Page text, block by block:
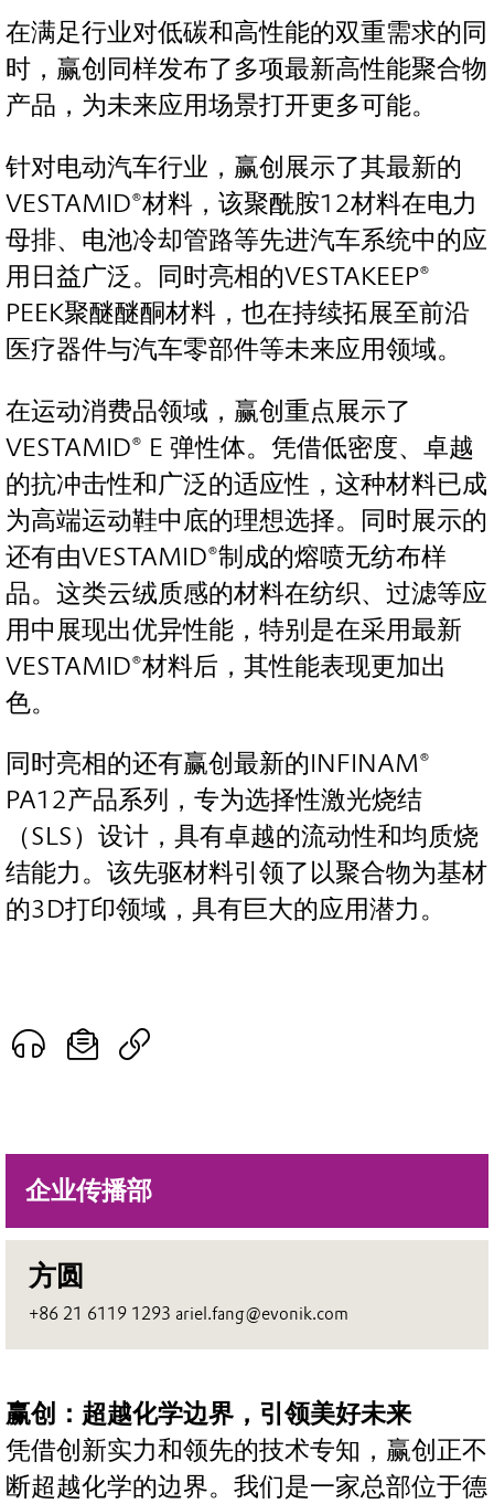
企业传播部
方圆
+86 21 6119 1293 ariel.fang@evonik.com
在满足行业对低碳和高性能的双重需求的同
时，赢创同样发布了多项最新高性能聚合物
产品，为未来应用场景打开更多可能。
针对电动汽车行业，赢创展示了其最新的
VESTAMID®材料，该聚酰胺12材料在电力
母排、电池冷却管路等先进汽车系统中的应
用日益广泛。同时亮相的VESTAKEEP®
PEEK聚醚醚酮材料，也在持续拓展至前沿
医疗器件与汽车零部件等未来应用领域。
在运动消费品领域，赢创重点展示了
VESTAMID® E 弹性体。凭借低密度、卓越
的抗冲击性和广泛的适应性，这种材料已成
为高端运动鞋中底的理想选择。同时展示的
还有由VESTAMID®制成的熔喷无纺布样
品。这类云绒质感的材料在纺织、过滤等应
用中展现出优异性能，特别是在采用最新
VESTAMID®材料后，其性能表现更加出
色。
同时亮相的还有赢创最新的INFINAM®
PA12产品系列，专为选择性激光烧结
（SLS）设计，具有卓越的流动性和均质烧
结能力。该先驱材料引领了以聚合物为基材
的3D打印领域，具有巨大的应用潜力。
赢创：超越化学边界，引领美好未来
凭借创新实力和领先的技术专知，赢创正不
断超越化学的边界。我们是一家总部位于德